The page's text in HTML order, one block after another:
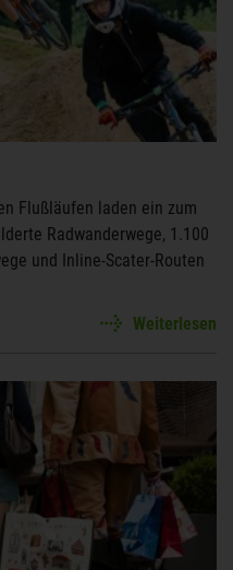
Flußläufen laden ein zum
Radwanderwege, 1.100
und Inline-Scater-Routen
Weiterlesen